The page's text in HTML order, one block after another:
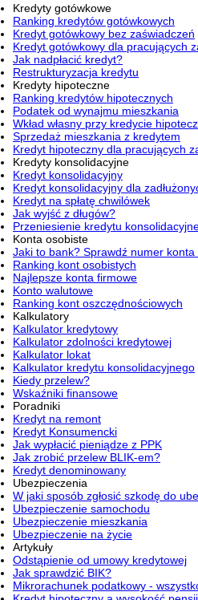
Kredyty gotówkowe
Ranking kredytów gotówkowych
Kredyt gotówkowy bez zaświadczeń
Kredyt gotówkowy dla pracujących
Jak nadpłacić kredyt?
Restrukturyzacja kredytu
Kredyty hipoteczne
Ranking kredytów hipotecznych
Podatek od wynajmu mieszkania
Wkład własny przy kredycie
Sprzedaż mieszkania z kredytem
Kredyt hipoteczny dla pracujących
Kredyty konsolidacyjne
Kredyt konsolidacyjny
Kredyt konsolidacyjny dla
Kredyt na spłatę chwilówek
Jak wyjść z długów?
Przeniesienie kredytu
Konta osobiste
Jaki to bank? Sprawdź numer
Ranking kont osobistych
Najlepsze konta firmowe
Konto walutowe
Ranking kont oszczędnościowych
Kalkulatory
Kalkulator kredytowy
Kalkulator zdolności kredytowej
Kalkulator lokat
Kalkulator kredytu konsolidacyjnego
Kiedy przelew?
Wskaźniki finansowe
Poradniki
Kredyt na remont
Kredyt Konsumencki
Jak wypłacić pieniądze z PPK
Jak zrobić przelew BLIK-em?
Kredyt denominowany
Ubezpieczenia
W jaki sposób zgłosić szkodę do
Ubezpieczenie samochodu
Ubezpieczenie mieszkania
Ubezpieczenie na życie
Artykuły
Odstąpienie od umowy kredytowej
Jak sprawdzić BIK?
Mikrorachunek podatkowy -